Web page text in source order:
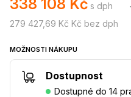
338 108 Kč s dph
279 427,69 Kč Kč bez dph
MOŽNOSTI NÁKUPU
Dostupnost
Dostupné do 14